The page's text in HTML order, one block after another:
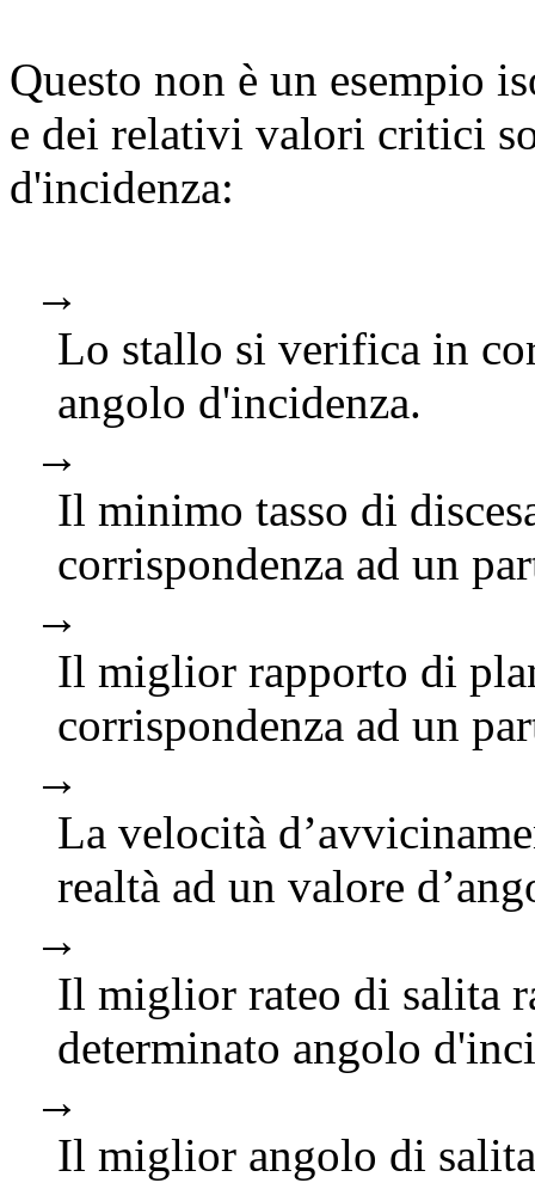
Questo non è un esempio
e dei relativi valori critici
d'incidenza:
→
Lo stallo si verifica in
angolo d'incidenza.
→
Il minimo tasso di
corrispondenza ad un
→
Il miglior rapporto di
corrispondenza ad un
→
La velocità
realtà ad un valore
→
Il miglior rateo di salita
determinato angolo
→
Il miglior angolo di